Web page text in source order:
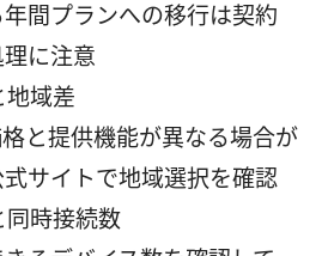
間プランへの移行は契約
に注意
地域差
と提供機能が異なる場合が
サイトで地域選択を確認
同時接続数